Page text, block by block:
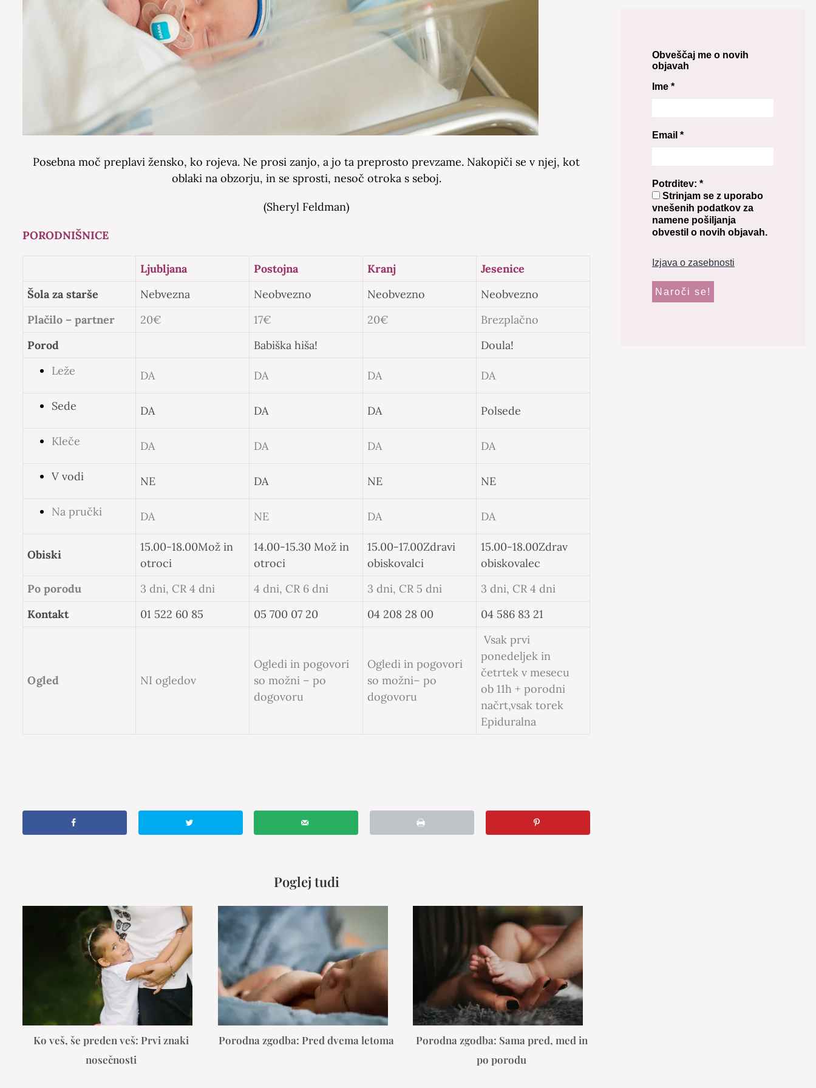
Posebna moč preplavi žensko, ko rojeva. Ne prosi zanjo, a jo ta preprosto prevzame. Nakopiči se v njej, kot
oblaki na obzorju, in se sprosti, nesoč otroka s seboj.
(Sheryl Feldman)
PORODNIŠNICE
Ljubljana Postojna Kranj
Jesenice
Šola za starše
Nebvezna Neobvezno Neobvezno
Neobvezno
Plačilo – partner
20€ 17€ 20€
Brezplačno
Porod
Babiška hiša!
Doula!
Leže
DA DA DA DA
Sede DA DA DA Polsede
Kleče DA DA DA DA
V vodi NE DA NE NE
Na pručki DA NE DA DA
Obiski
15.00-18.00Mož in
otroci
14.00-15.30 Mož in
otroci
15.00-17.00Zdravi
obiskovalci
15.00-18.00Zdrav
obiskovalec
Po porodu
3 dni, CR 4 dni 4 dni, CR 6 dni 3 dni, CR 5 dni
3 dni, CR 4 dni
Kontakt
01 522 60 85 05 700 07 20 04 208 28 00 04 586 83 21
Ogled NI ogledov
Ogledi in pogovori
so možni – po
dogovoru
Ogledi in pogovori
so možni– po
dogovoru
Vsak prvi
ponedeljek in
četrtek v mesecu
ob 11h + porodni
načrt,vsak torek
Epiduralna
Poglej tudi
Ko veš, še preden veš: Prvi znaki
nosečnosti
Porodna zgodba: Pred dvema letoma
Porodna zgodba: Sama pred, med in
po porodu
Obveščaj me o novih
objavah
Ime *
Email *
Potrditev: *
Strinjam se z uporabo
vnešenih podatkov za
namene pošiljanja
obvestil o novih objavah.
Izjava o zasebnosti